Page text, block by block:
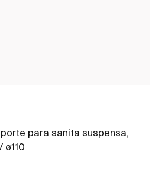
para sanita suspensa,